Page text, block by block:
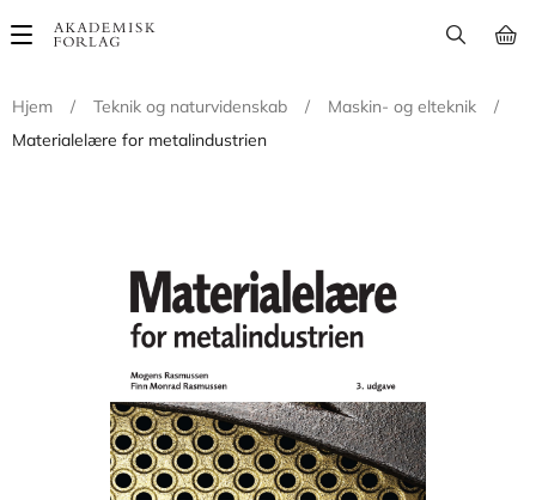
Main
Hjem
/ Teknik og naturvidenskab / Maskin- og elteknik
/
Materialelære for metalindustrien